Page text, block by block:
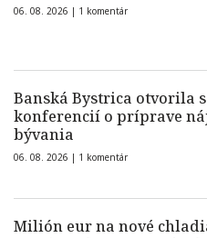
06. 08. 2026 | 1 komentár
Banská Bystrica otvorila
konferencií o príprave
bývania
06. 08. 2026 | 1 komentár
Milión eur na nové